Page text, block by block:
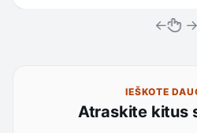
← →
IEŠKOTE
Atraskite kitus